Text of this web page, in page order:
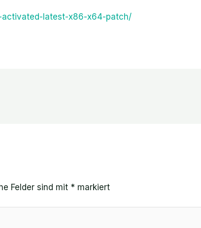
activated-latest-x86-x64-patch/
Felder sind mit * markiert